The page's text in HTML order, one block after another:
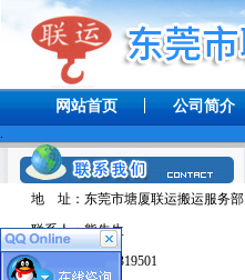
网站首页 公司简介
.
地 址：东莞市塘厦联运搬运服务部
联系人：熊先生
手 机：13238319501